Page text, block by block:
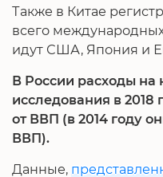
Также в Китае
всего
идут США, Япония и
В России расходы на
исследования в 2018
от ВВП (в 2014 году
ВВП).
Данные,